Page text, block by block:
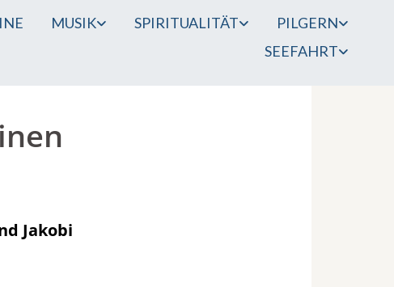
MUSIK SPIRITUALITÄT
PILGERN
SEEFAHRT
Jakobi